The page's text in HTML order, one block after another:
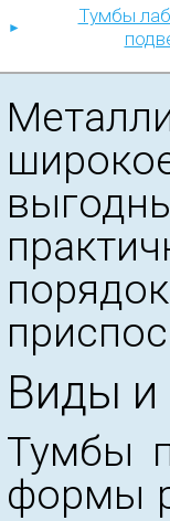
Тумбы
Виды и
Тумбы
формы